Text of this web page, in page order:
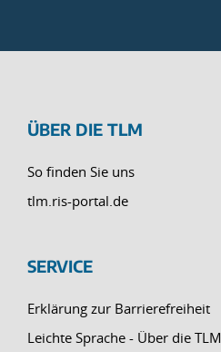
ÜBER DIE TLM
So finden Sie uns
tlm.ris-portal.de
SERVICE
Erklärung zur Barrierefreiheit
Leichte Sprache - Über die TLM